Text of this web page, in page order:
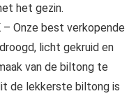
het gezin.
– Onze best verkopende
licht gekruid en
van de biltong te
de lekkerste biltong is